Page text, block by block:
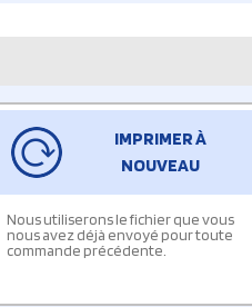
IMPRIMER À
NOUVEAU
Nous utiliserons le fichier que vous
nous avez déjà envoyé pour toute
commande précédente.